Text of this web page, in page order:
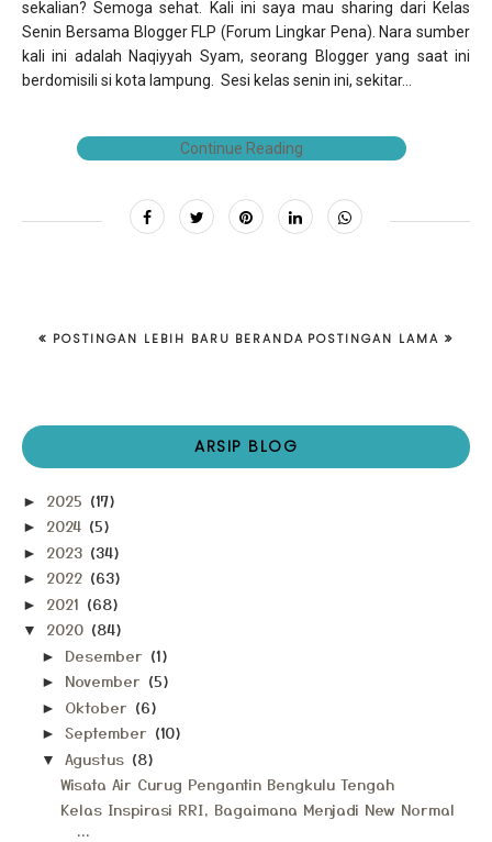
sekalian? Semoga sehat. Kali ini saya mau sharing dari Kelas
Senin Bersama Blogger FLP (Forum Lingkar Pena). Nara sumber
kali ini adalah Naqiyyah Syam, seorang Blogger yang saat ini
berdomisili si kota lampung. Sesi kelas senin ini, sekitar...
Continue Reading
POSTINGAN LEBIH BARU POSTINGAN LAMA
BERANDA
ARSIP BLOG
► 2025 (17)
► 2024 (5)
► 2023 (34)
► 2022 (63)
► 2021 (68)
▼ 2020 (84)
► Desember (1)
► November (5)
► Oktober (6)
► September (10)
▼ Agustus (8)
Wisata Air Curug Pengantin Bengkulu Tengah
Kelas Inspirasi RRI, Bagaimana Menjadi New Normal
...